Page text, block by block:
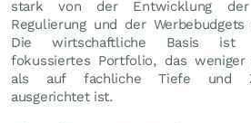
stark von der Entwicklung der
Regulierung und der
Die wirtschaftliche Basis ist
fokussiertes Portfolio, das weniger
als auf fachliche Tiefe und
ausgerichtet ist.